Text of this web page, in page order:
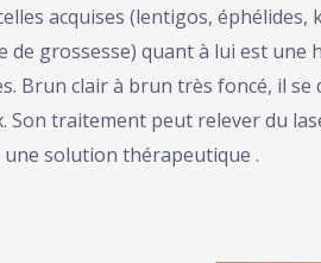
acquises (lentigos, éphélides,
de grossesse) quant à lui est
Brun clair à brun très foncé, il
traitement peut relever du
solution thérapeutique .